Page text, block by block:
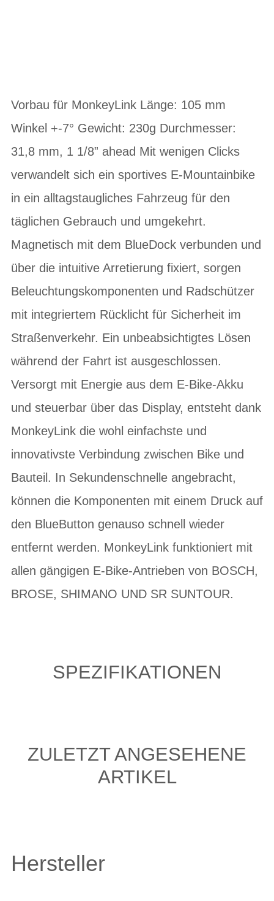
Vorbau für MonkeyLink Länge: 105 mm
Winkel +-7° Gewicht: 230g Durchmesser:
31,8 mm, 1 1/8” ahead Mit wenigen Clicks
verwandelt sich ein sportives E-Mountainbike
in ein alltagstaugliches Fahrzeug für den
täglichen Gebrauch und umgekehrt.
Magnetisch mit dem BlueDock verbunden und
über die intuitive Arretierung fixiert, sorgen
Beleuchtungskomponenten und Radschützer
mit integriertem Rücklicht für Sicherheit im
Straßenverkehr. Ein unbeabsichtigtes Lösen
während der Fahrt ist ausgeschlossen.
Versorgt mit Energie aus dem E-Bike-Akku
und steuerbar über das Display, entsteht dank
MonkeyLink die wohl einfachste und
innovativste Verbindung zwischen Bike und
Bauteil. In Sekundenschnelle angebracht,
können die Komponenten mit einem Druck auf
den BlueButton genauso schnell wieder
entfernt werden. MonkeyLink funktioniert mit
allen gängigen E-Bike-Antrieben von BOSCH,
BROSE, SHIMANO UND SR SUNTOUR.
SPEZIFIKATIONEN
ZULETZT ANGESEHENE
ARTIKEL
Hersteller